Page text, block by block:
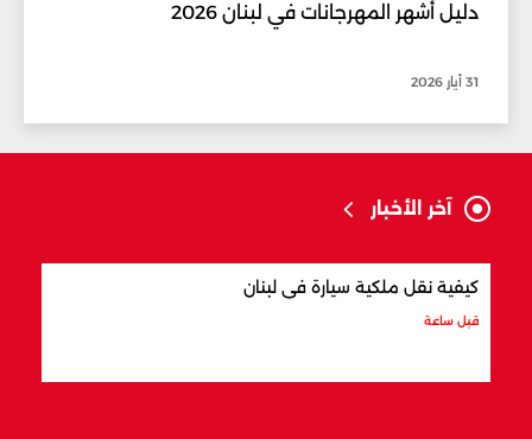
دليل أشهر المهرجانات في لبنان 2026
31 أيار 2026
آخر الأخبار
كيفية نقل ملكية سيارة في لبنان
قبل ساعة